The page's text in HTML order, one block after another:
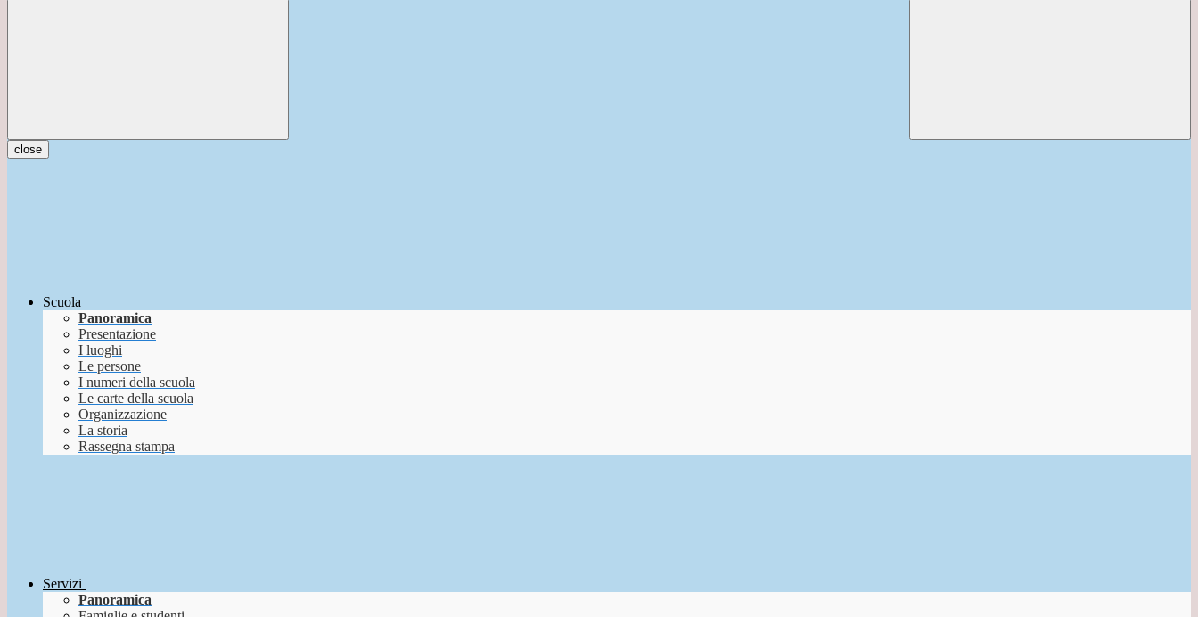
close
Scuola
Panoramica
Presentazione
I luoghi
Le persone
I numeri della scuola
Le carte della scuola
Organizzazione
La storia
Rassegna stampa
Servizi
Panoramica